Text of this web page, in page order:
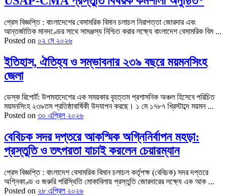
প্রেস বিজ্ঞপ্তি : বাংলাদেশের বেসামরিক বিমান চলাচল নিরাপত্তা জোরদার এবং
আন্তর্জাতিক মানদণ্ডের সাথে সামঞ্জস্য নিশ্চিত করার লক্ষ্যে বাংলাদেশ বেসামরিক বিম ...
Posted on ০২ মে ২০২৬
ইতিহাস, ঐতিহ্য ও সম্ভাবনার ২৩৯ বছরে ময়মনসিংহ
জেলা
ডেস্ক রিপোর্ট: উপমহাদেশের এক সময়কার বৃহত্তম প্রশাসনিক অঞ্চল হিসেবে পরিচিত
ময়মনসিংহ ২৩৯তম প্রতিষ্ঠাবার্ষিকী উদযাপন করছে। ১ মে ১৭৮৭ খ্রিস্টাব্দে ময়মন ...
Posted on ৩০ এপ্রিল ২০২৬
বেবিচক সদর দপ্তরে আকস্মিক অগ্নিনির্বাপন মহড়া:
প্রস্তুতি ও তৎপরতা যাচাই করলেন চেয়ারম্যান
প্রেস বিজ্ঞপ্তি : বাংলাদেশ বেসামরিক বিমান চলাচল কর্তৃপক্ষ (বেবিচক) সদর দপ্তরে
অগ্নিকাণ্ড ও জরুরি পরিস্থিতি মোকাবিলায় প্রস্তুতি জোরদারের লক্ষ্যে এক আক ...
Posted on ২৮ এপ্রিল ২০২৬